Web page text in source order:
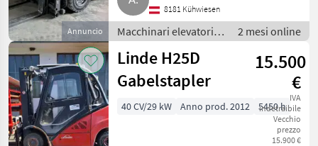
Annuncio
8181 Kühwiesen
Macchinari elevatori e
per magazzino /
Carrelli elevatori
2 mesi online
Linde H25D
Gabelstapler
15.500
€
IVA
indetraibile
Vecchio
prezzo
15.900 €
40 CV/29 kW Anno prod. 2012 5450 h